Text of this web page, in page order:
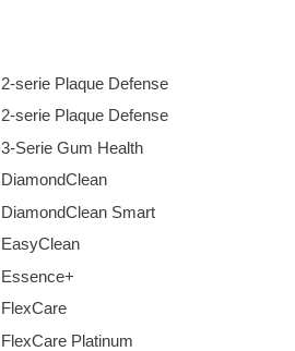
2-serie Plaque Defense
2-serie Plaque Defense
3-Serie Gum Health
DiamondClean
DiamondClean Smart
EasyClean
Essence+
FlexCare
FlexCare Platinum